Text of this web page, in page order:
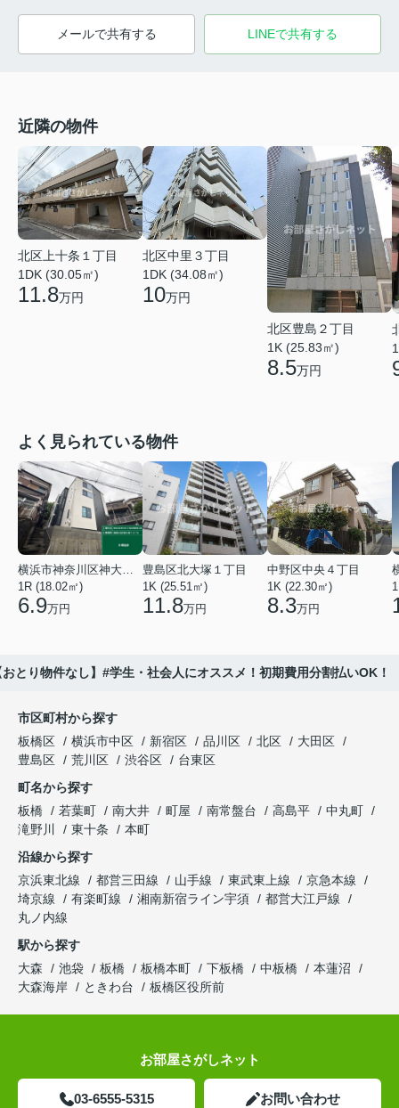
メールで共有する LINEで共有する
近隣の物件
北区上十条１丁目
1DK (30.05㎡)
11.8万円
北区中里３丁目
1DK (34.08㎡)
10万円
北区豊島２丁目
1K (25.83㎡)
8.5万円
よく見られている物件
横浜市神奈川区神大寺１丁目
1R (18.02㎡)
6.9万円
豊島区北大塚１丁目
1K (25.51㎡)
11.8万円
中野区中央４丁目
1K (22.30㎡)
8.3万円
とり物件なし】#学生・社会人にオススメ！初期費用分割払いOK！
市区町村から探す
板橋区
横浜市中区 新宿区 品川区 北区
大田区
豊島区
荒川区 渋谷区
台東区
町名から探す
板橋
若葉町 南大井 町屋 南常盤台 高島平
中丸町
滝野川
東十条
本町
沿線から探す
京浜東北線
都営三田線 山手線 東武東上線
京急本線
埼京線
有楽町線 湘南新宿ライン宇須
都営大江戸線
丸ノ内線
駅から探す
大森
池袋 板橋 板橋本町 下板橋 中板橋
本蓮沼
大森海岸
ときわ台 板橋区役所前
お部屋さがしネット
03-6555-5315 お問い合わせ